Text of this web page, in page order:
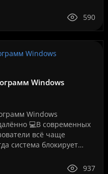
590
Windows
Windows
💻В современных
всё чаще
система блокирует
937